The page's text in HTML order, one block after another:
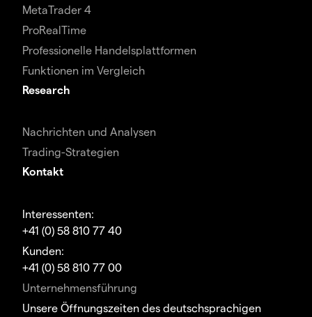
MetaTrader 4
ProRealTime
Professionelle Handelsplattformen
Funktionen im Vergleich
Research
Nachrichten und Analysen
Trading-Strategien
Kontakt
Interessenten:
+41 (0) 58 810 77 40
Kunden:
+41 (0) 58 810 77 00
Unternehmensführung
Unsere Öffnungszeiten des deutschsprachigen